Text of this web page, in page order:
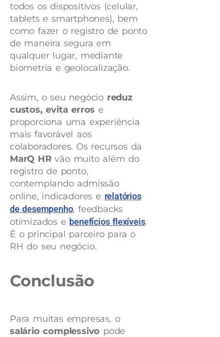
todos os dispositivos (celular,
tablets e smartphones), bem
como fazer o registro de ponto
de maneira segura em
qualquer lugar, mediante
biometria e geolocalização.
Assim, o seu negócio reduz
custos, evita erros e
proporciona uma experiência
mais favorável aos
colaboradores. Os recursos da
MarQ HRvão muito além do
registro de ponto,
contemplando admissão
online, indicadores e relatórios
de desempenho, feedbacks
otimizados e benefícios flexíveis.
É o principal parceiro para o
RH do seu negócio.
Conclusão
Para muitas empresas, o
salário complessivo pode